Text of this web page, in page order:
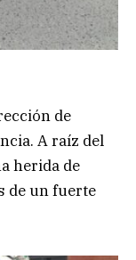
de
A raíz del
herida de
de un fuerte